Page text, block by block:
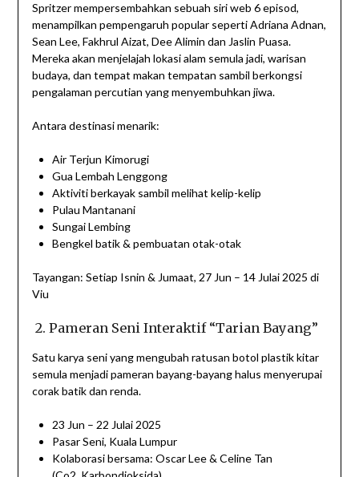
Spritzer mempersembahkan sebuah siri web 6 episod,
menampilkan pempengaruh popular seperti Adriana Adnan,
Sean Lee, Fakhrul Aizat, Dee Alimin dan Jaslin Puasa.
Mereka akan menjelajah lokasi alam semula jadi, warisan
budaya, dan tempat makan tempatan sambil berkongsi
pengalaman percutian yang menyembuhkan jiwa.
Antara destinasi menarik:
Air Terjun Kimorugi
Gua Lembah Lenggong
Aktiviti berkayak sambil melihat kelip-kelip
Pulau Mantanani
Sungai Lembing
Bengkel batik & pembuatan otak-otak
Tayangan: Setiap Isnin & Jumaat, 27 Jun – 14 Julai 2025 di
Viu
️ 2. Pameran Seni Interaktif “Tarian Bayang”
Satu karya seni yang mengubah ratusan botol plastik kitar
semula menjadi pameran bayang-bayang halus menyerupai
corak batik dan renda.
23 Jun – 22 Julai 2025
Pasar Seni, Kuala Lumpur
Kolaborasi bersama: Oscar Lee & Celine Tan